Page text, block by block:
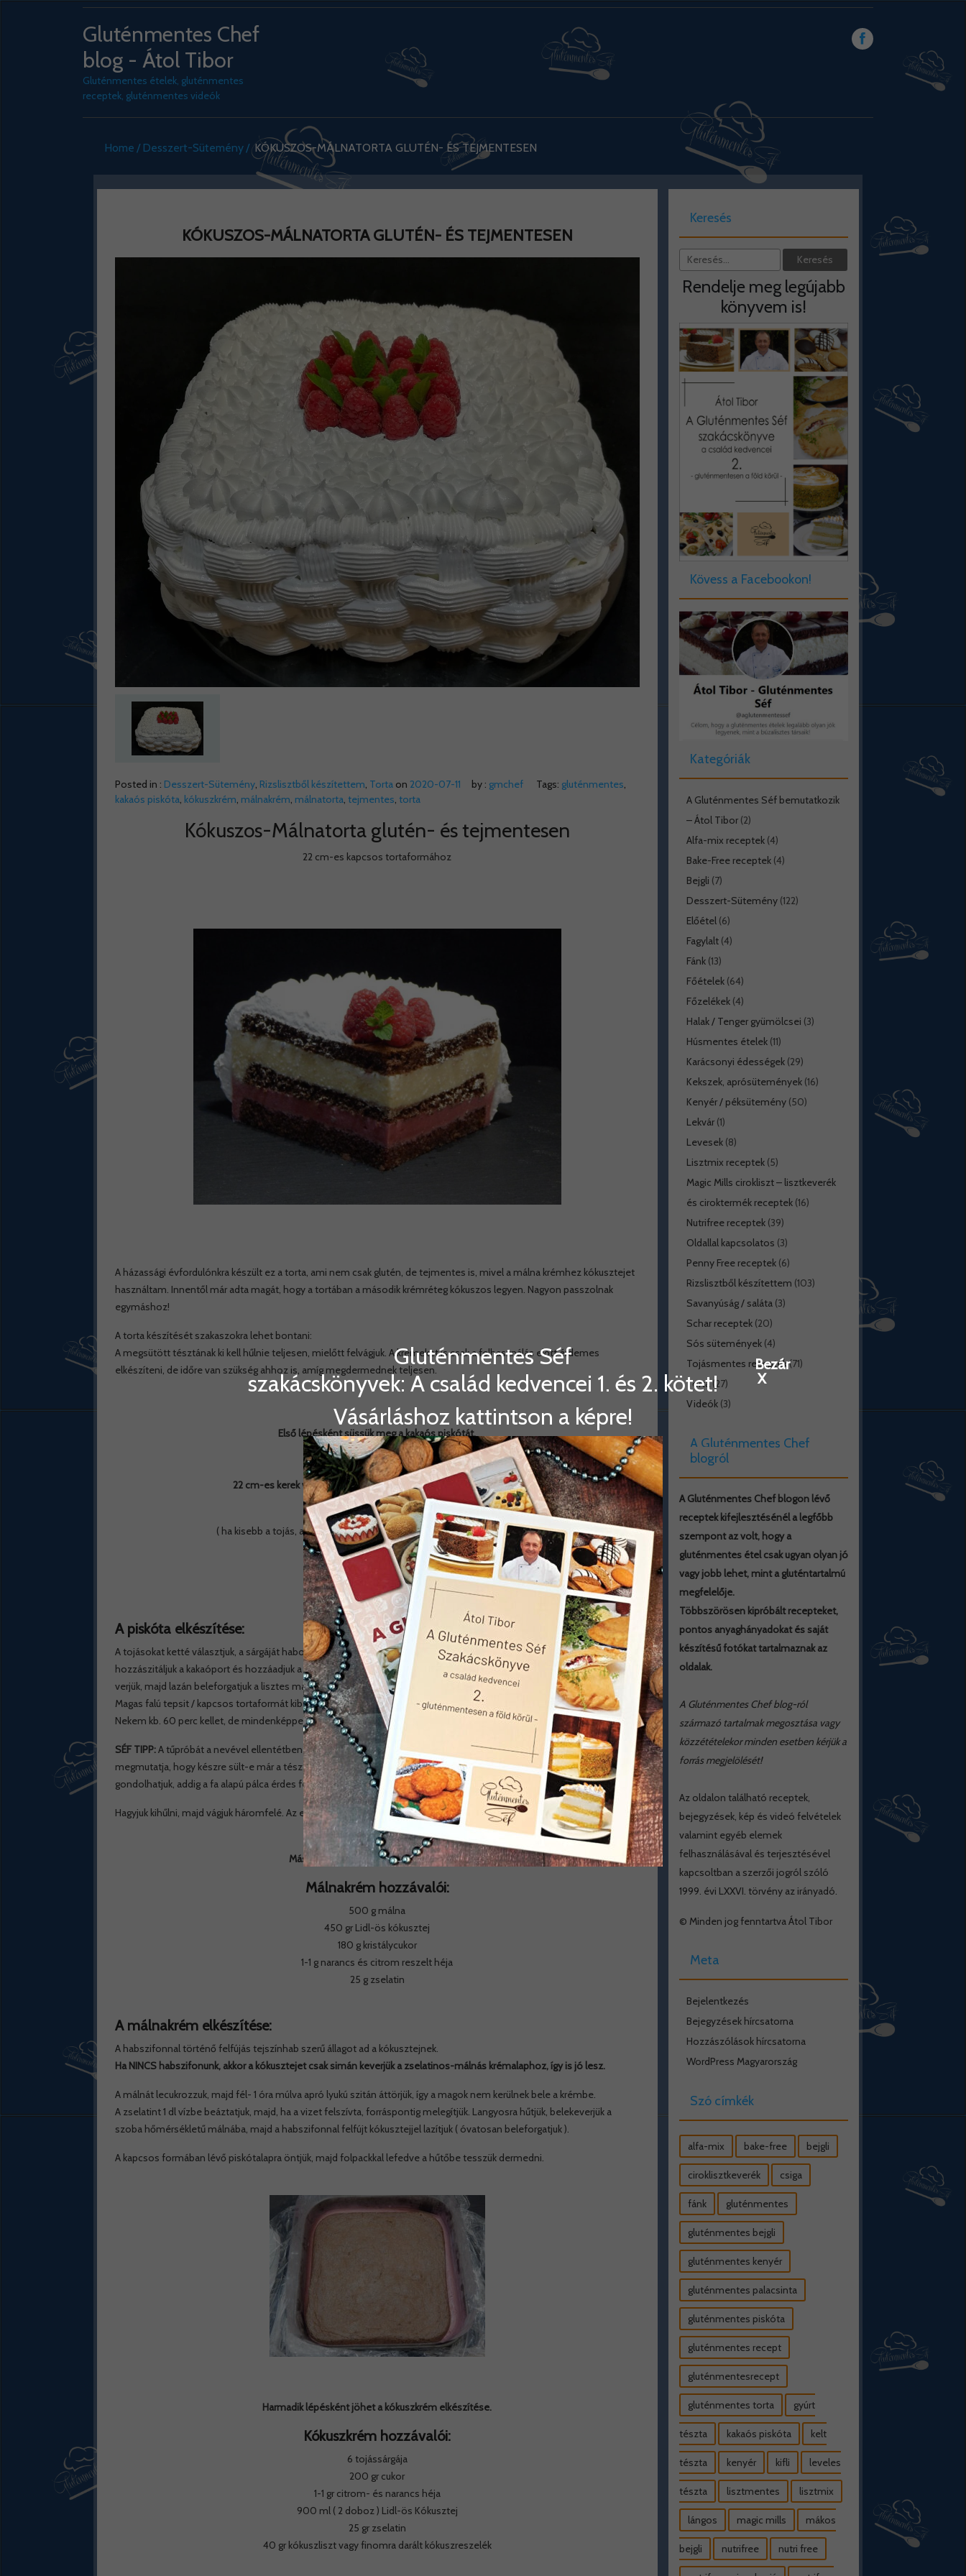
Gluténmentes Chef
blog - Átol Tibor
Gluténmentes ételek, gluténmentes
receptek, gluténmentes videók
Home Desszert-Sütemény KÓKUSZOS-MÁLNATORTA GLUTÉN- ÉS TEJMENTESEN
KÓKUSZOS-MÁLNATORTA GLUTÉN- ÉS TEJMENTESEN
Posted in : Desszert-Sütemény, Rizslisztből készítettem, Torta on 2020-07-11 by : gmchef Tags: gluténmentes,
kakaós piskóta, kókuszkrém, málnakrém, málnatorta, tejmentes, torta
Kókuszos-Málnatorta glutén- és tejmentesen
22 cm-es kapcsos tortaformához
A házassági évfordulónkra készült ez a torta, ami nem csak glutén, de tejmentes is, mivel a málna krémhez kókusztejet
használtam. Innentől már adta magát, hogy a tortában a második krémréteg kókuszos legyen. Nagyon passzolnak
egymáshoz!
A torta készítését szakaszokra lehet bontani:
A megsütött tésztának ki kell hűlnie teljesen, mielőtt felvágjuk. A krémeket is csak a felhasználás előtt érdemes
elkészíteni, de időre van szükség ahhoz is, amíg megdermednek teljesen.
Első lépésként süssük meg a kakaós piskótát.
A piskóta hozzávalói:
22 cm-es kerek vagy 23 cm-es négyzetes kapcsos tortaformához
6 db L-es méretű ( 60-65 g ) tojás
( ha kisebb a tojás, akkor az összsúlyt 6 x 60 g= 360 g vegyük figyelembe )
12 dkg cukor
12 dkg rizsliszt
4 dkg kakaópor
A piskóta elkészítése:
A tojásokat ketté választjuk, a sárgáját habosra keverjük a cukorral ( amíg a cukor el nem olvad ). A rizsliszthez
hozzászitáljuk a kakaóport és hozzáadjuk a tojásos cukorhoz. Csomómentesre keverjük. A tojásfehérjét kemény habbá
verjük, majd lazán beleforgatjuk a lisztes masszába, úgy hogy a hab ne törjön össze.
Magas falú tepsit / kapcsos tortaformát kibélelünk sütőpapírral és beleöntjük a tésztát. 150 fokos sütőben készre sütjük.
Nekem kb. 60 perc kellet, de mindenképpen végezzünk tűpróbát!
SÉF TIPP:A tűpróbát a nevével ellentétben hurkapálcával vagy fogpiszkálóval végezzük, mert sokkal pontosabban
megmutatja, hogy készre sült-e már a tészta. Míg a fémtűre már a 90%-ban megsült tészta sem ragad rá és késznek
gondolhatjuk, addig a fa alapú pálca érdes felülete csak akkor marad tiszta, ha valóban nem nyers már a piskóta.
Hagyjuk kihűlni, majd vágjuk háromfelé. Az első lapot tegyük vissza a kapcsos tortaformába.
Második lépés a málnakrém elkészítése.
Málnakrém hozzávalói:
500 g málna
450 gr Lidl-ös kókusztej
180 g kristálycukor
1-1 g narancs és citrom reszelt héja
25 g zselatin
A málnakrém elkészítése:
A habszifonnal történő felfújás tejszínhab szerű állagot ad a kókusztejnek.
Ha NINCS habszifonunk, akkor a kókusztejet csak simán keverjük a zselatinos-málnás krémalaphoz, így is jó lesz.
A málnát lecukrozzuk, majd fél- 1 óra múlva apró lyukú szitán áttörjük, így a magok nem kerülnek bele a krémbe.
A zselatint 1 dl vízbe beáztatjuk, majd, ha a vizet felszívta, forráspontig melegítjük. Langyosra hűtjük, belekeverjük a
szoba hőmérsékletű málnába, majd a habszifonnal felfújt kókusztejjel lazítjuk ( óvatosan beleforgatjuk ).
A kapcsos formában lévő piskótalapra öntjük, majd folpackkal lefedve a hűtőbe tesszük dermedni.
Harmadik lépésként jöhet a kókuszkrém elkészítése.
Kókuszkrém hozzávalói:
6 tojássárgája
200 gr cukor
1-1 gr citrom- és narancs héja
900 ml ( 2 doboz ) Lidl-ös Kókusztej
25 gr zselatin
40 gr kókuszliszt vagy finomra darált kókuszreszelék
Keresés
Rendelje meg legújabb
könyvem is!
Kövess a Facebookon!
Kategóriák
A Gluténmentes Séf bemutatkozik
– Átol Tibor(2)
Alfa-mix receptek(4)
Bake-Free receptek(4)
Bejgli (7)
Desszert-Sütemény(122)
Előétel(6)
Fagylalt(4)
Fánk(13)
Főételek(64)
Főzelékek(4)
Halak / Tenger gyümölcsei (3)
Húsmentes ételek(11)
Karácsonyi édességek(29)
Kekszek, aprósütemények(16)
Kenyér / péksütemény(50)
Lekvár(1)
Levesek(8)
Lisztmix receptek(5)
Magic Mills cirokliszt – lisztkeverék
és ciroktermék receptek(16)
Nutrifree receptek(39)
Oldallal kapcsolatos (3)
Penny Free receptek(6)
Rizslisztből készítettem (103)
Savanyúság / saláta(3)
Schar receptek(20)
Sós sütemények(4)
Tojásmentes receptek(71)
Torta(27)
Videók(3)
A Gluténmentes Chef
blogról
A Gluténmentes Chef blogon lévő
receptek kifejlesztésénél a legfőbb
szempont az volt, hogy a
gluténmentes étel csak ugyan olyan jó
vagy jobb lehet, mint a gluténtartalmú
megfelelője.
Többszörösen kipróbált recepteket,
pontos anyaghányadokat és saját
készítésű fotókat tartalmaznak az
oldalak.
A Gluténmentes Chef blog-ról
származó tartalmak megosztása vagy
közzétételekor minden esetben kérjük a
forrás megjelölését!
Az oldalon található receptek,
bejegyzések, kép és videó felvételek
valamint egyéb elemek
felhasználásával és terjesztésével
kapcsoltban a szerzői jogról szóló
1999. évi LXXVI. törvény az irányadó.
© Minden jog fenntartva Átol Tibor
Meta
Bejelentkezés
Bejegyzések hírcsatorna
Hozzászólások hírcsatorna
WordPress Magyarország
Szó címkék
alfa-mix bake-free bejgli
ciroklisztkeverék csiga
fánk gluténmentes
gluténmentes bejgli
gluténmentes kenyér
gluténmentes palacsinta
gluténmentes piskóta
gluténmentes recept
gluténmentesrecept
gluténmentes torta gyúrt
tészta kakaós piskóta kelt
tészta kenyér kifli leveles
tészta lisztmentes lisztmix
lángos magic mills mákos
bejgli nutrifree nutri free
Gluténmentes Séf
szakácskönyvek: A család kedvencei 1. és 2. kötet!
Vásárláshoz kattintson a képre!
Bezár
X